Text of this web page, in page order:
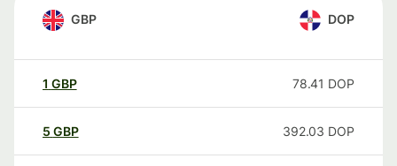
GBP DOP
1 GBP 78.41 DOP
5 GBP 392.03 DOP